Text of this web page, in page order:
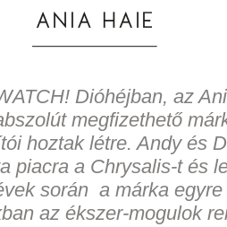
Dióhéjban, az
megfizethető
hoztak létre. Andy és
piacra a Chrysalis-t és
során a márka egyre
az ékszer-mogulok